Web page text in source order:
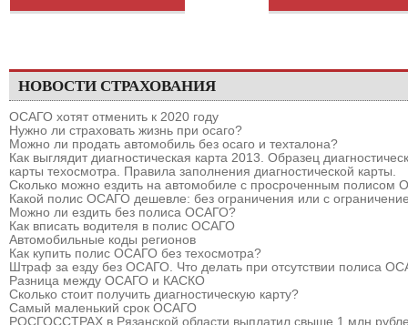
НОВОСТИ СТРАХОВАНИЯ
ОСАГО хотят отменить к 2020 году
Нужно ли страховать жизнь при осаго?
Можно ли продать автомобиль без осаго и техталона?
Как выглядит диагностическая карта 2013. Образец
карты техосмотра. Правила заполнения диагностической карты.
Сколько можно ездить на автомобиле с просроченным полисом
Какой полис ОСАГО дешевле: без ограничения или с
Можно ли ездить без полиса ОСАГО?
Как вписать водителя в полис ОСАГО
Автомобильные коды регионов
Как купить полис ОСАГО без техосмотра?
Штраф за езду без ОСАГО. Что делать при отсутствии полиса
Разница между ОСАГО и КАСКО
Сколько стоит получить диагностическую карту?
Самый маленький срок ОСАГО
РОСГОССТРАХ в Рязанской области выплатил свыше 1 млн